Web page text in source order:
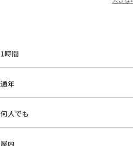
1時間
通年
何人でも
屋内